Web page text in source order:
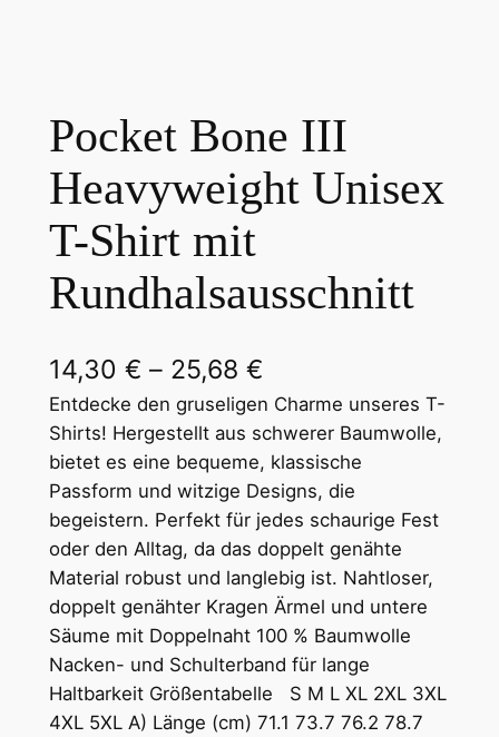
Pocket Bone III
Heavyweight Unisex
T-Shirt mit
Rundhalsausschnitt
14,30 € – 25,68 €P
r
e
i
s
s
p
a
n
n
Entdecke den gruseligen Charme unseres T-
Shirts! Hergestellt aus schwerer Baumwolle,
bietet es eine bequeme, klassische
Passform und witzige Designs, die
begeistern. Perfekt für jedes schaurige Fest
oder den Alltag, da das doppelt genähte
Material robust und langlebig ist. Nahtloser,
doppelt genähter Kragen Ärmel und untere
Säume mit Doppelnaht 100 % Baumwolle
Nacken- und Schulterband für lange
Haltbarkeit Größentabelle S M L XL 2XL 3XL
4XL 5XL A) Länge (cm) 71.1 73.7 76.2 78.7